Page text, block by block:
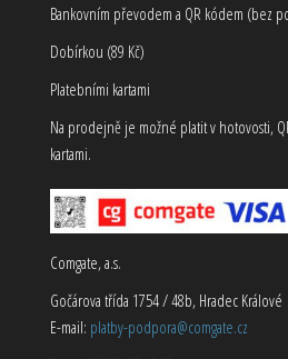
Bankovním převodem a QR kódem (bez
Dobírkou (89 Kč)
Platebními kartami
Na prodejně je možné platit v hotovosti,
kartami.
Comgate, a.s.
Gočárova třída 1754 / 48b, Hradec Králové
E-mail: platby-podpora@comgate.cz